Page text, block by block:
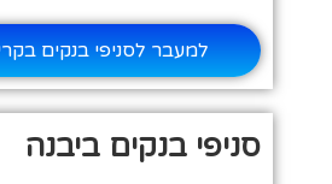
למעבר לסניפי בנקים
סניפי בנקים ביבנה